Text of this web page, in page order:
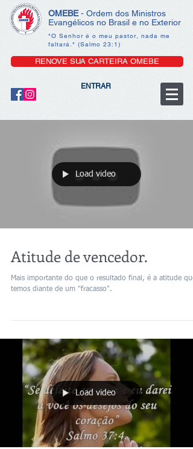
OMEBE- Ordem dos Ministros
Evangélicos no Brasil e no Exterior
"O Senhor é o meu pastor, nada me
faltará." (Salmo 23:1)
RENOVE SUA CARTEIRA OMEBE
ENTRAR
Load video
Atitude de vencedor.
Mais importante do que o resultado final, é a atitude que
temos diante de um "fracasso".
Load video